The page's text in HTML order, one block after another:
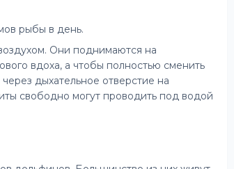
рыбы в день.
Они поднимаются на
вдоха, а чтобы полностью сменить
дыхательное отверстие на
свободно могут проводить под водой